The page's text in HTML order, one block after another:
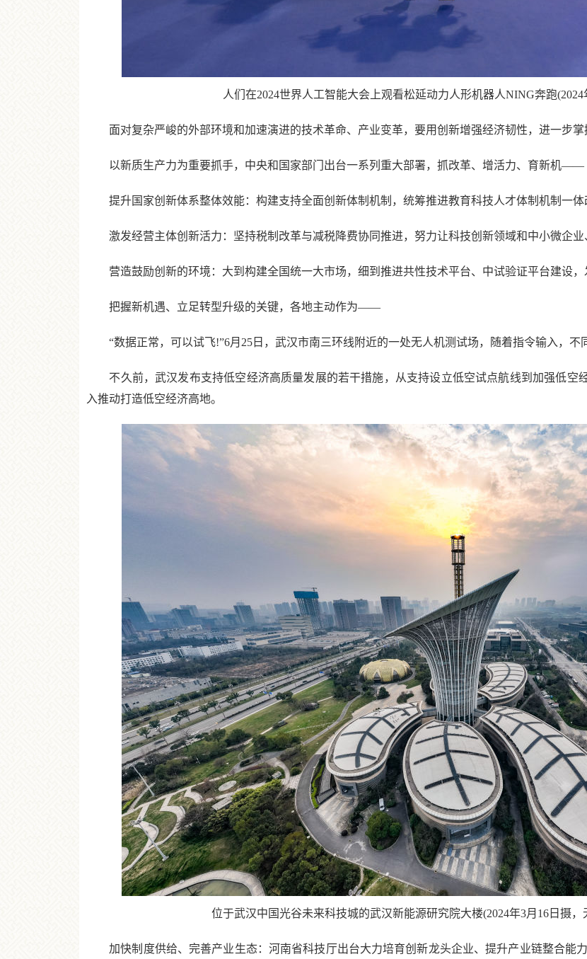
人们在2024世界人工智能大会上观看松延动力人形机器人NING奔跑(2024
面对复杂严峻的外部环境和加速演进的技术革命、产业变革，要用创新增强经济韧性，进一步掌
以新质生产力为重要抓手，中央和国家部门出台一系列重大部署，抓改革、增活力、育新机——
提升国家创新体系整体效能：构建支持全面创新体制机制，统筹推进教育科技人才体制机制一体
激发经营主体创新活力：坚持税制改革与减税降费协同推进，努力让科技创新领域和中小微企业
营造鼓励创新的环境：大到构建全国统一大市场，细到推进共性技术平台、中试验证平台建设，
把握新机遇、立足转型升级的关键，各地主动作为——
“数据正常，可以试飞!”6月25日，武汉市南三环线附近的一处无人机测试场，随着指令输入，不
不久前，武汉发布支持低空经济高质量发展的若干措施，从支持设立低空试点航线到加强低空
入推动打造低空经济高地。
位于武汉中国光谷未来科技城的武汉新能源研究院大楼(2024年3月16日摄，
加快制度供给、完善产业生态：河南省科技厅出台大力培育创新龙头企业、提升产业链整合能